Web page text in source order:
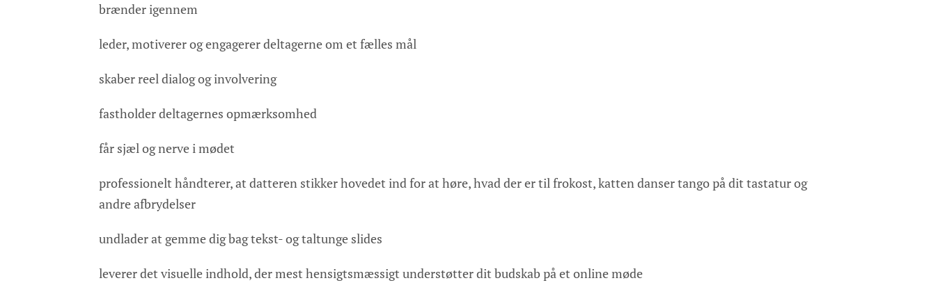
brænder igennem
leder, motiverer og engagerer deltagerne om et fælles mål
skaber reel dialog og involvering
fastholder deltagernes opmærksomhed
får sjæl og nerve i mødet
professionelt håndterer, at datteren stikker hovedet ind for at høre, hvad der er til frokost, katten danser tango på dit tastatur og
andre afbrydelser
undlader at gemme dig bag tekst- og taltunge slides
leverer det visuelle indhold, der mest hensigtsmæssigt understøtter dit budskab på et online møde